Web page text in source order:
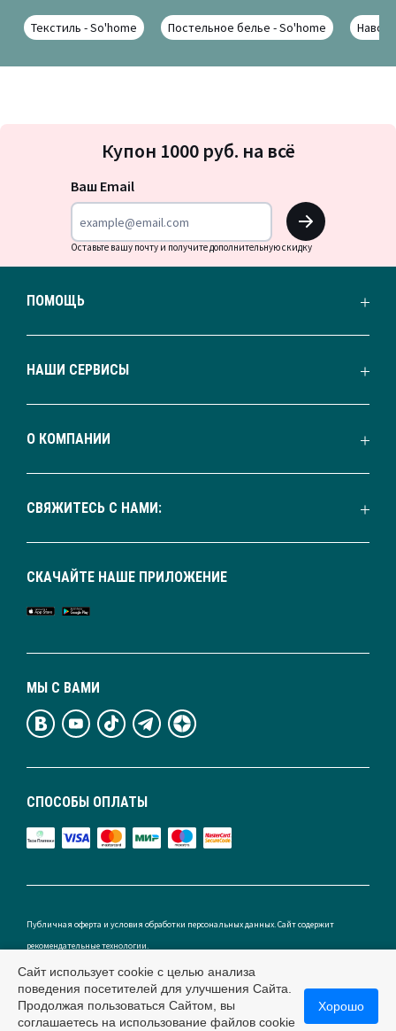
Текстиль - So'home Постельное белье - So'home
на
Купон 1000 руб. на всё
Ваш Email
OK
Оставьте вашу почту и получите дополнительную скидку
ПОМОЩЬ
НАШИ СЕРВИСЫ
О КОМПАНИИ
СВЯЖИТЕСЬ С НАМИ:
СПОСОБЫ ОПЛАТЫ
МЫ С ВАМИ
СКАЧАЙТЕ НАШЕ ПРИЛОЖЕНИЕ
Публичная оферта и условия обработки персональных данных. Сайт содержит
рекомендательные технологии.
Россия
Сайт использует cookie с целью анализа
поведения посетителей для улучшения Сайта.
Продолжая пользоваться Сайтом, вы
соглашаетесь на использование файлов cookie
Хорошо